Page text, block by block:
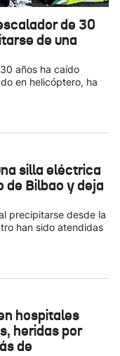
de 30
de una
años ha caído
en helicóptero, ha
silla eléctrica
de Bilbao y deja
precipitarse desde la
han sido atendidas
hospitales
heridas por
de